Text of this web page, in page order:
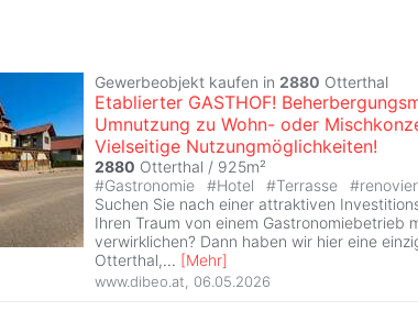
Gewerbeobjekt kaufen in 2880 Otterthal
Etablierter GASTHOF!
Umnutzung zu Wohn- oder
Vielseitige Nutzungmöglichkeiten!
2880 Otterthal / 925m²
#Gastronomie #Hotel #Terrasse #
Suchen Sie nach einer attraktiven
Ihren Traum von einem Gastronomiebetrieb
verwirklichen? Dann haben wir hier eine
Otterthal,... [Mehr]
www.dibeo.at 06.05.2026